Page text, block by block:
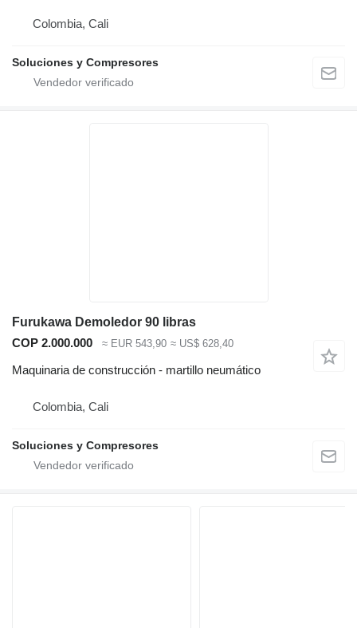
Colombia, Cali
Soluciones y Compresores
Furukawa Demoledor 90 libras
COP 2.000.000
≈ EUR 543,90 ≈ US$ 628,40
Maquinaria de construcción - martillo neumático
Colombia, Cali
Soluciones y Compresores